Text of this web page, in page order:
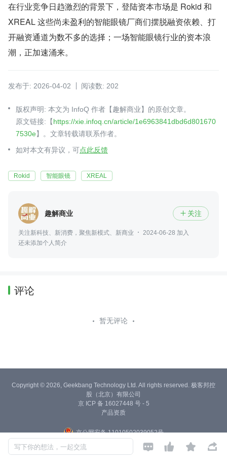
在行业竞争日趋激烈的背景下，登陆资本市场是 Rokid 和
XREAL 这些尚未盈利的智能眼镜厂商们摆脱融资依赖、打
开融资通道为数不多的选择；一场智能眼镜行业的资本浪
潮，正加速涌来。
发布于: 2026-04-02 阅读数: 202
版权声明: 本文为 InfoQ 作者【趣解商业】的原创文章。
原文链接:【https://xie.infoq.cn/article/1e6963841dbd6d801670
7530e】。文章转载请联系作者。
如对本文有异议，可点此反馈
Rokid 智能眼镜 XREAL
趣解商业  关注
关注新科技、新消费，聚焦新模式、新商业
2024-06-28 加入
还未添加个人简介
评论
暂无评论
写下你的想法，一起交流    
Copyright © 2026, Geekbang Technology Ltd. All rights reserved. 极客邦控
股（北京）有限公司
京 ICP 备 16027448 号 - 5
产品资质
京公网安备 11010502039052号